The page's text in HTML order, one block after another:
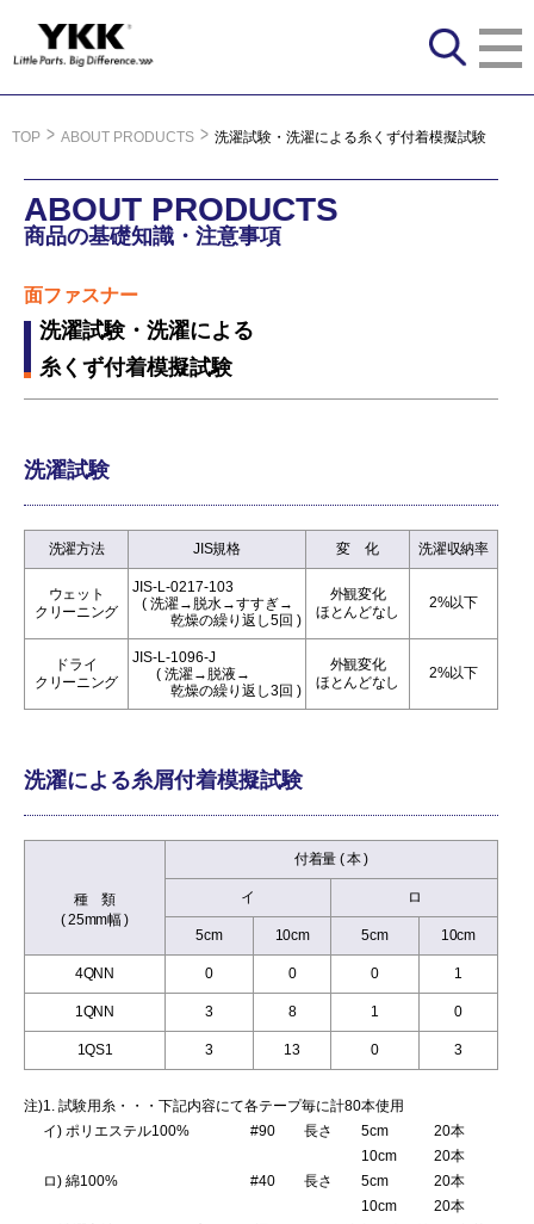
TOP ABOUT PRODUCTS 洗濯試験・洗濯による糸くず付着模擬試験
ABOUT PRODUCTS
商品の基礎知識・注意事項
面ファスナー
洗濯試験・洗濯による
糸くず付着模擬試験
洗濯試験
洗濯方法 JIS規格 変 化 洗濯収納率
ウェット
クリーニング
JIS-L-0217-103
( 洗濯→脱水→すすぎ→
乾燥の繰り返し5回 )
外観変化
ほとんどなし
2%以下
ドライ
クリーニング
JIS-L-1096-J
( 洗濯→脱液→
乾燥の繰り返し3回 )
外観変化
ほとんどなし
2%以下
洗濯による糸屑付着模擬試験
種 類
( 25mm幅 )
付着量 ( 本 )
イ ロ
5cm 10cm 5cm 10cm
4QNN 0 0 0 1
1QNN 3 8 1 0
1QS1 3 13 0 3
注)1. 試験用糸・・・下記内容にて各テープ毎に計80本使用
イ) ポリエステル100%
#90 長さ 5cm
20本
10cm
20本
ロ) 綿100%
#40 長さ 5cm
20本
10cm
20本